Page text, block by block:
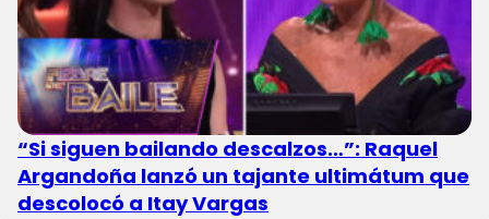
“Si siguen bailando descalzos…”: Raquel
Argandoña lanzó un tajante ultimátum que
descolocó a Itay Vargas